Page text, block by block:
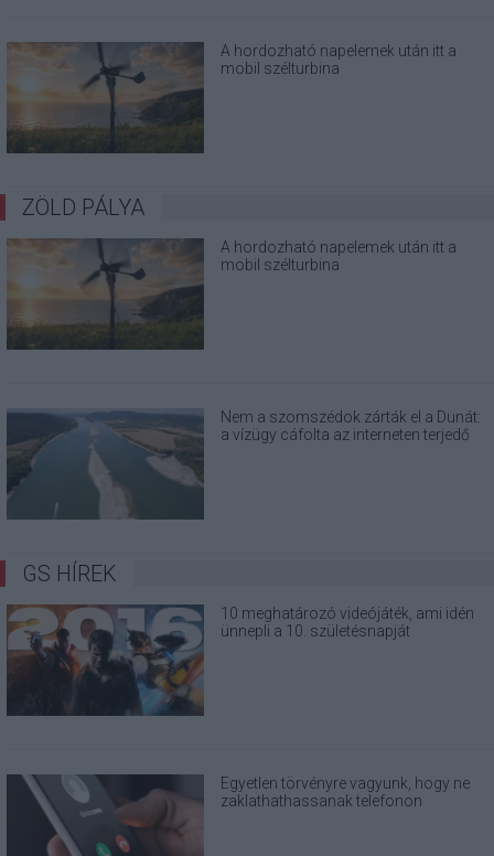
A hordozható napelemek után itt a
mobil szélturbina
ZÖLD PÁLYA
A hordozható napelemek után itt a
mobil szélturbina
Nem a szomszédok zárták el a Dunát:
a vízügy cáfolta az interneten terjedő
GS HÍREK
10 meghatározó videójáték, ami idén
ünnepli a 10. születésnapját
Egyetlen törvényre vagyunk, hogy ne
zaklathathassanak telefonon